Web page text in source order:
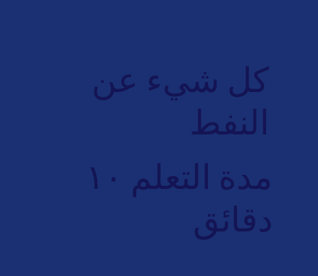
كل شيء عن
النفط
مدة التعلم ١٠
دقائق